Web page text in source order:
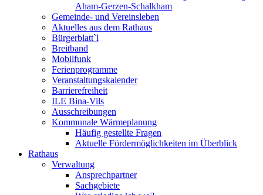
Aham-Gerzen-Schalkham
Gemeinde- und Vereinsleben
Aktuelles aus dem Rathaus
Bürgerblatt`l
Breitband
Mobilfunk
Ferienprogramme
Veranstaltungskalender
Barrierefreiheit
ILE Bina-Vils
Ausschreibungen
Kommunale Wärmeplanung
Häufig gestellte Fragen
Aktuelle Fördermöglichkeiten im Überblick
Rathaus
Verwaltung
Ansprechpartner
Sachgebiete